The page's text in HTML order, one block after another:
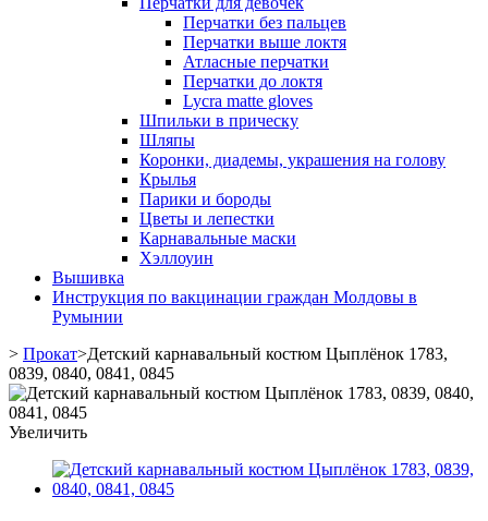
Перчатки без пальцев
Перчатки выше локтя
Атласные перчатки
Перчатки до локтя
Lycra matte gloves
Шпильки в прическу
Шляпы
Коронки, диадемы, украшения на голову
Крылья
Парики и бороды
Цветы и лепестки
Карнавальные маски
Хэллоуин
Вышивка
Инструкция по вакцинации граждан Молдовы в
Румынии
> Прокат>Детский карнавальный костюм Цыплёнок 1783,
0839, 0840, 0841, 0845
Увеличить